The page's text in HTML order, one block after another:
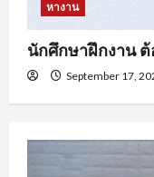
หางาน
นักศึกษาฝึกงาน ต้
September 17,